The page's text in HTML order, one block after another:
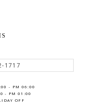
1717
- PM 06:00
- PM 01:00
OFF